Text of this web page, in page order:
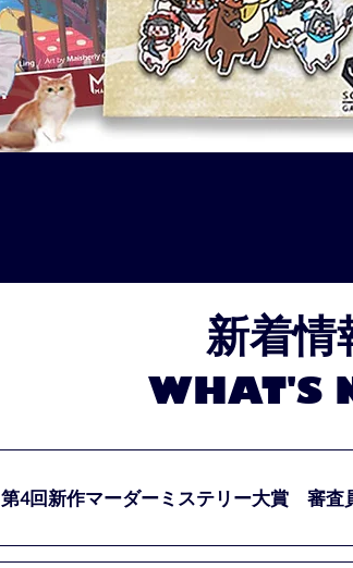
第4回新作マーダーミステリー大賞 審査
新着情
WHAT'S